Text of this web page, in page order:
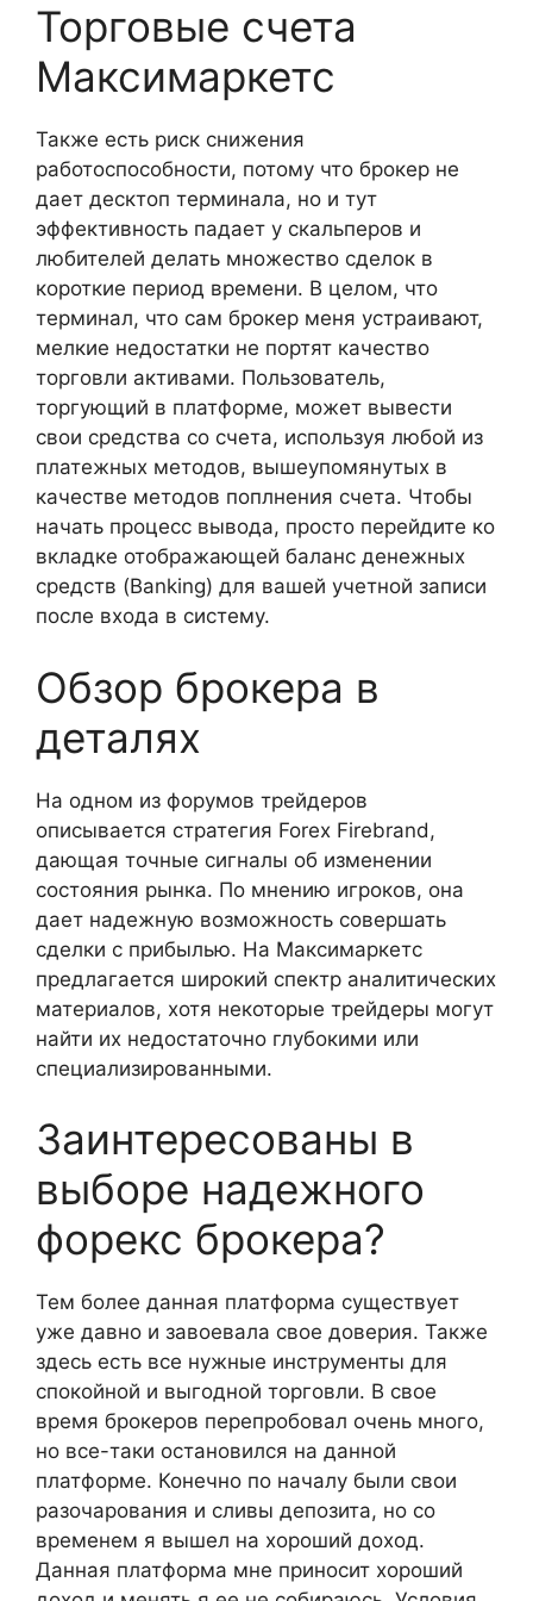
Торговые счета
Максимаркетс
Также есть риск снижения
работоспособности, потому что брокер не
дает десктоп терминала, но и тут
эффективность падает у скальперов и
любителей делать множество сделок в
короткие период времени. В целом, что
терминал, что сам брокер меня устраивают,
мелкие недостатки не портят качество
торговли активами. Пользователь,
торгующий в платформе, может вывести
свои средства со счета, используя любой из
платежных методов, вышеупомянутых в
качестве методов поплнения счета. Чтобы
начать процесс вывода, просто перейдите ко
вкладке отображающей баланс денежных
средств (Banking) для вашей учетной записи
после входа в систему.
Обзор брокера в
деталях
На одном из форумов трейдеров
описывается стратегия Forex Firebrand,
дающая точные сигналы об изменении
состояния рынка. По мнению игроков, она
дает надежную возможность совершать
сделки с прибылью. На Максимаркетс
предлагается широкий спектр аналитических
материалов, хотя некоторые трейдеры могут
найти их недостаточно глубокими или
специализированными.
Заинтересованы в
выборе надежного
форекс брокера?
Тем более данная платформа существует
уже давно и завоевала свое доверия. Также
здесь есть все нужные инструменты для
спокойной и выгодной торговли. В свое
время брокеров перепробовал очень много,
но все-таки остановился на данной
платформе. Конечно по началу были свои
разочарования и сливы депозита, но со
временем я вышел на хороший доход.
Данная платформа мне приносит хороший